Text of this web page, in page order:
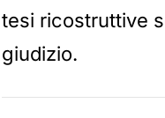
tesi ricostruttive
giudizio.